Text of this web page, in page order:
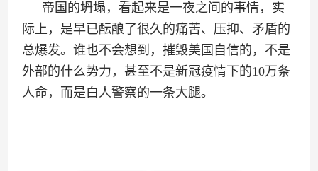
帝国的坍塌，看起来是一夜之间的事情，实
际上，是早已酝酿了很久的痛苦、压抑、矛盾的
总爆发。谁也不会想到，摧毁美国自信的，不是
外部的什么势力，甚至不是新冠疫情下的10万条
人命，而是白人警察的一条大腿。